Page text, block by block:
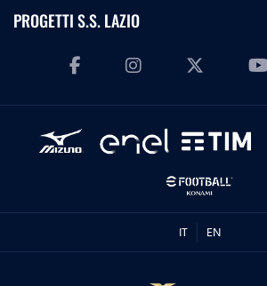
PROGETTI S.S. LAZIO
IT EN